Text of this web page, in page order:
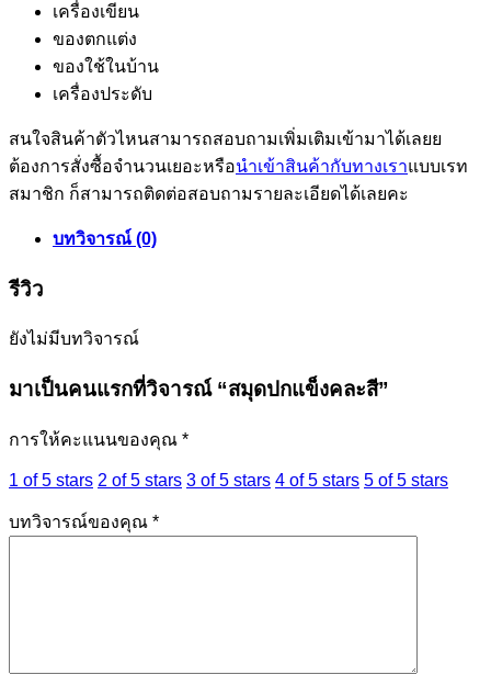
เครื่องเขียน
ของตกแต่ง
ของใช้ในบ้าน
เครื่องประดับ
สนใจสินค้าตัวไหนสามารถสอบถามเพิ่มเติมเข้ามาได้เลยย
ต้องการสั่งซื้อจำนวนเยอะหรือนำเข้าสินค้ากับทางเราแบบเรท
สมาชิก ก็สามารถติดต่อสอบถามรายละเอียดได้เลยคะ
บทวิจารณ์ (0)
รีวิว
ยังไม่มีบทวิจารณ์
มาเป็นคนแรกที่วิจารณ์ “สมุดปกแข็งคละสี”
การให้คะแนนของคุณ *
1 of 5 stars 2 of 5 stars 3 of 5 stars 4 of 5 stars 5 of 5 stars
บทวิจารณ์ของคุณ *